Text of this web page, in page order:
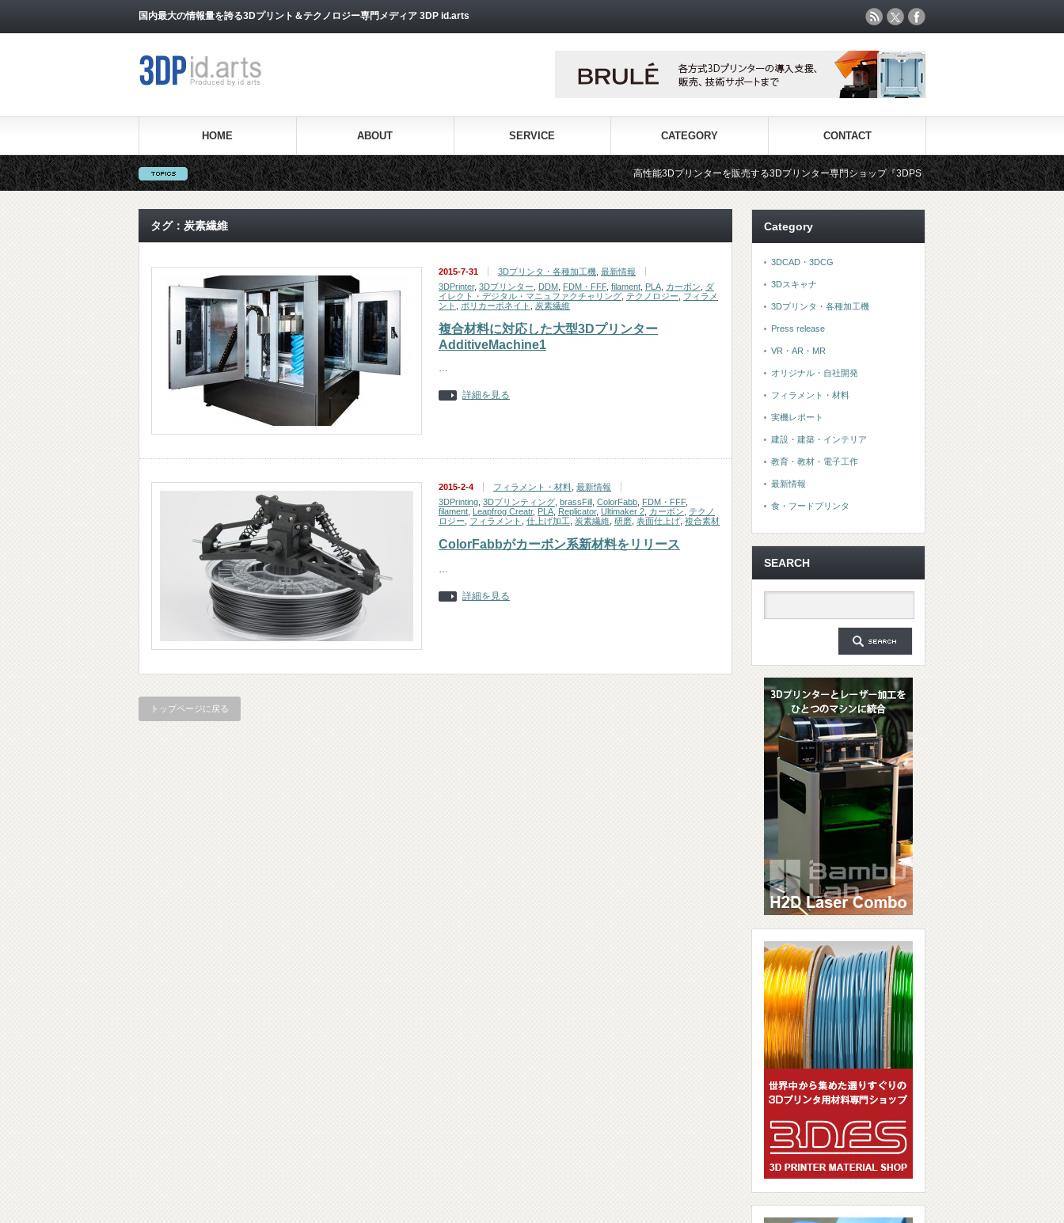
国内最大の情報量を誇る3Dプリント＆テクノロジー専門メディア 3DP id.arts
HOME ABOUT SERVICE CATEGORY CONTACT
高性能3Dプリンターを販売する3Dプリンター専門ショップ『3DPS id.arts』 3Dプリンタ用材料専門
タグ：炭素繊維
2015-7-31 3Dプリンタ・各種加工機 最新情報
3DPrinter, 3Dプリンター DDM FDM・FFF, filament PLA カーボン
ダ
イレクト・デジタル・マニュファクチャリング テクノロジー
フィラメ
ント
ポリカーボネイト 炭素繊維
複合材料に対応した大型3Dプリンター
AdditiveMachine1
…
詳細を見る
2015-2-4 フィラメント・材料 最新情報
3DPrinting 3Dプリンティング brassFill ColorFabb FDM・FFF,
filament Leapfrog Creatr, PLA Replicator, Ultimaker 2 カーボン テクノ
ロジー
フィラメント 仕上げ加工 炭素繊維 研磨 表面仕上げ 複合素材
ColorFabbがカーボン系新材料をリリース
…
詳細を見る
トップページに戻る
Category
3DCAD・3DCG
3Dスキャナ
3Dプリンタ・各種加工機
Press release
VR・AR・MR
オリジナル・自社開発
フィラメント・材料
実機レポート
建設・建築・インテリア
教育・教材・電子工作
最新情報
食・フードプリンタ
SEARCH